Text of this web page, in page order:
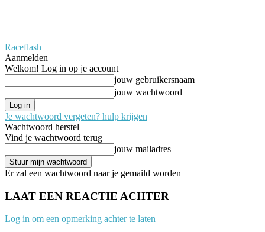
Raceflash
Aanmelden
Welkom! Log in op je account
jouw gebruikersnaam
jouw wachtwoord
Je wachtwoord vergeten? hulp krijgen
Wachtwoord herstel
Vind je wachtwoord terug
jouw mailadres
Er zal een wachtwoord naar je gemaild worden
LAAT EEN REACTIE ACHTER
Log in om een opmerking achter te laten